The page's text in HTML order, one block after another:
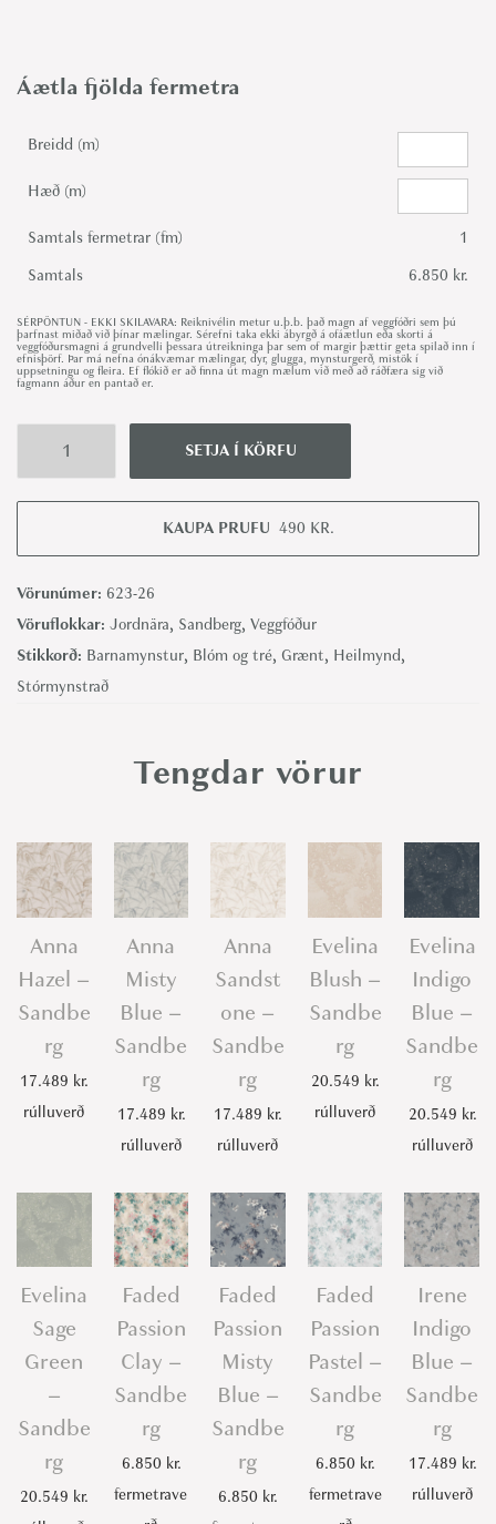
Áætla fjölda fermetra
Breidd (m)
Hæð (m)
Samtals fermetrar (fm)
1
Samtals
6.850 kr.
SÉRPÖNTUN - EKKI SKILAVARA: Reiknivélin metur u.þ.b. það magn af veggfóðri sem þú
þarfnast miðað við þínar mælingar. Sérefni taka ekki ábyrgð á ofáætlun eða skorti á
veggfóðursmagni á grundvelli þessara útreikninga þar sem of margir þættir geta spilað inn í
efnisþörf. Þar má nefna ónákvæmar mælingar, dyr, glugga, mynsturgerð, mistök í
uppsetningu og fleira. Ef flókið er að finna út magn mælum við með að ráðfæra sig við
fagmann áður en pantað er.
e
d
P
a
s
a
g
r
e
n
-
n
d
b
e
r
g
u
n
SETJA Í KÖRFU
KAUPA PRUFU 490 KR.
Vörunúmer: 623-26
Vöruflokkar: Jordnära, Sandberg, Veggfóður
Stikkorð: Barnamynstur, Blóm og tré, Grænt, Heilmynd,
Stórmynstrað
Tengdar vörur
Anna
Hazel –
Sandbe
rg
17.489 kr.
rúlluverð
Anna
Misty
Blue –
Sandbe
rg
17.489 kr.
rúlluverð
Anna
Sandst
one –
Sandbe
rg
17.489 kr.
rúlluverð
Evelina
Blush –
Sandbe
rg
20.549 kr.
rúlluverð
Evelina
Indigo
Blue –
Sandbe
rg
20.549 kr.
rúlluverð
Evelina
Sage
Green
–
Sandbe
rg
20.549 kr.
Faded
Passion
Clay –
Sandbe
rg
6.850 kr.
fermetrave
Faded
Passion
Misty
Blue –
Sandbe
rg
6.850 kr.
Faded
Passion
Pastel –
Sandbe
rg
6.850 kr.
fermetrave
Irene
Indigo
Blue –
Sandbe
rg
17.489 kr.
rúlluverð